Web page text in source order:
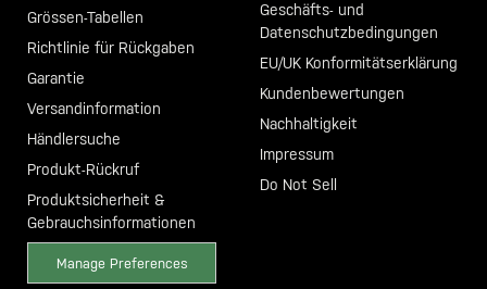
Grössen-Tabellen
Richtlinie für Rückgaben
Garantie
Versandinformation
Händlersuche
Produkt-Rückruf
Produktsicherheit &
Gebrauchsinformationen
Manage Preferences
Geschäfts- und
Datenschutzbedingungen
EU/UK Konformitätserklärung
Kundenbewertungen
Nachhaltigkeit
Impressum
Do Not Sell